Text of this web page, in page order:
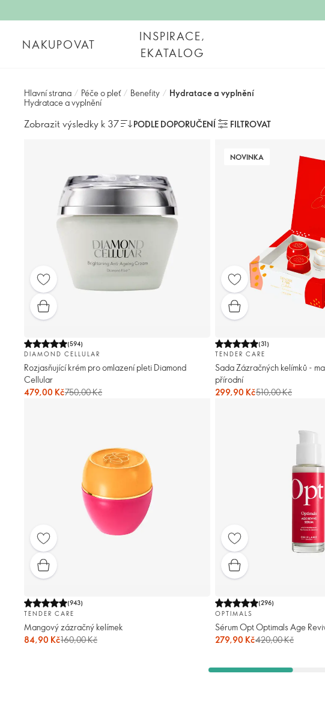
NAKUPOVAT
INSPIRACE,
EKATALOG
Hlavní strana / Péče o pleť / Benefity / Hydratace a vyplnění
Hydratace a vyplnění
Zobrazit výsledky k 37 PODLE DOPORUČENÍ FILTROVAT
(594)
DIAMOND CELLULAR
Rozjasňující krém pro omlazení pleti Diamond
Cellular
479,00 Kč750,00 Kč
NOVINKA
(31)
TENDER CARE
Sada Zázračných kelímků -
přírodní
299,90 Kč510,00 Kč
(943)
TENDER CARE
Mangový zázračný kelímek
84,90 Kč160,00 Kč
(296)
OPTIMALS
Sérum Opt Optimals Age
279,90 Kč420,00 Kč